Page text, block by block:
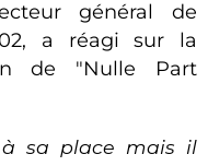
général de
a réagi sur la
de "Nulle Part
sa place mais il